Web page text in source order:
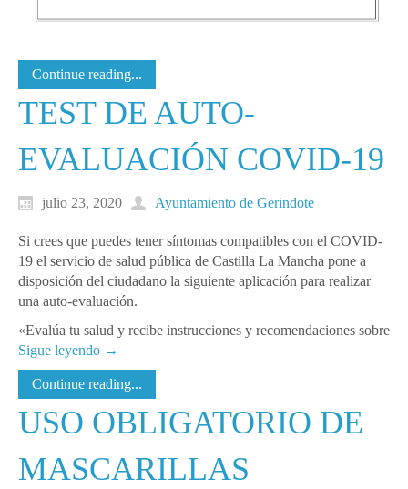
Continue reading...
TEST DE AUTO-
EVALUACIÓN COVID-19
julio 23, 2020 Ayuntamiento de Gerindote
Si crees que puedes tener síntomas compatibles con el COVID-
19 el servicio de salud pública de Castilla La Mancha pone a
disposición del ciudadano la siguiente aplicación para realizar
una auto-evaluación.
«Evalúa tu salud y recibe instrucciones y recomendaciones sobre
Sigue leyendo →
Continue reading...
USO OBLIGATORIO DE
MASCARILLAS